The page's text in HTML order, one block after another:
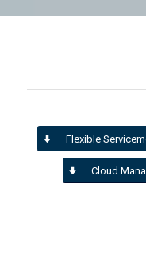
Flexible
Cloud